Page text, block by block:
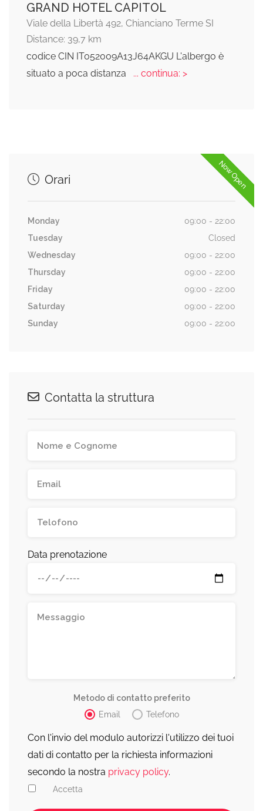
GRAND HOTEL CAPITOL
Viale della Libertà 492, Chianciano Terme SI
Distance: 39,7 km
codice CIN IT052009A13J64AKGU L'albergo è
situato a poca distanza
... continua: >
Now Open
Orari
Monday
09:00 - 22:00
Tuesday
Closed
Wednesday
09:00 - 22:00
Thursday
09:00 - 22:00
Friday
09:00 - 22:00
Saturday
09:00 - 22:00
Sunday
09:00 - 22:00
Contatta la struttura
Data prenotazione
Metodo di contatto preferito
Email
Telefono
Con l'invio del modulo autorizzi l'utilizzo dei tuoi
dati di contatto per la richiesta informazioni
secondo la nostra privacy policy.
Accetta